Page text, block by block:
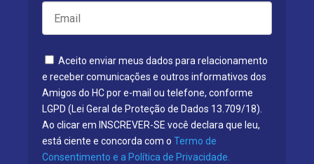
Aceito enviar meus dados para relacionamento
e receber comunicações e outros informativos dos
Amigos do HC por e-mail ou telefone, conforme
LGPD (Lei Geral de Proteção de Dados 13.709/18).
Ao clicar em INSCREVER-SE você declara que leu,
está ciente e concorda com o Termo de
Consentimento e a Política de Privacidade.